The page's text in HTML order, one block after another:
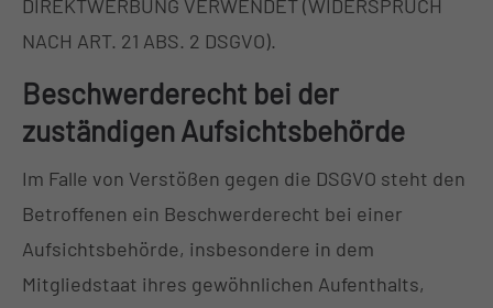
DIREKTWERBUNG VERWENDET (WIDERSPRUCH
NACH ART. 21 ABS. 2 DSGVO).
Beschwerde­recht bei der
zuständigen Aufsichts­behörde
Im Falle von Verstößen gegen die DSGVO steht den
Betroffenen ein Beschwerderecht bei einer
Aufsichtsbehörde, insbesondere in dem
Mitgliedstaat ihres gewöhnlichen Aufenthalts,